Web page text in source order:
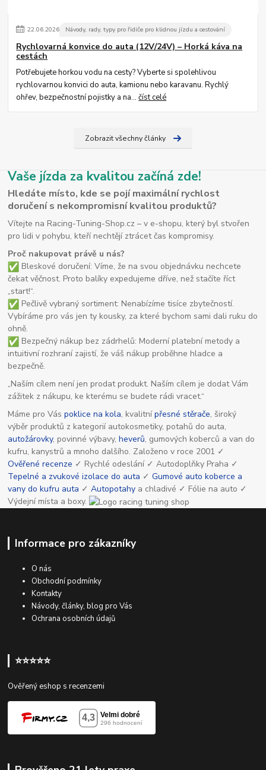
22.06.2026 Návody, rady, typy pro řidiče pro klidnou jízdu a cestování
Rychlovarná konvice do auta (12V/24V) – Horká káva na
cestách
Potřebujete horkou vodu na cesty? Vyberte si spolehlivou
rychlovarnou konvici do auta, kamionu nebo karavanu. Rychlý
ohřev, bezpečnostní pojistky a na...číst celé
Zobrazit všechny články
Vaše jízda za kvalitou začíná zde!
Hledáte místo, kde se pojí maximální rychlost
doručení s nekompromisní kvalitou produktů?
Vítejte na Racing-Tuning-Shop.cz – v e-shopu, který byl stvořen
pro lidi v pohybu, kteří nechtějí ztrácet čas kompromisy.
Proč nakupovat právě u nás?
Bleskové doručení: Víme, že na svou objednávku nechcete
čekat věčnost. Proto balíky expedujeme dříve, než stačíte říct
„start!“.
Pečlivě vybraný sortiment: Nenabízíme tisíce zbytečností.
Vybíráme pro vás jen ty kousky, za které bychom sami dali ruku do
ohně.
Bezpečný nákup bez zádrhelů: Moderní platební metody a
intuitivní rozhraní zajistí, že váš nákup proběhne hladce a
bezpečně.
„Naším cílem není jen prodat produkt. Naším cílem je dodat Vám
zážitek z nákupu, ke kterému se budete rádi vracet.“
Máme pro Váspoklice na kola, kvalitnípřesné stěrače, široký
výběr produktů z kategorií autokosmetiky, potahů do auta,
autožárovky, povinné výbavy,heverů, gumových koberců a van do
kufru, kanystrů a mnoho dalšího. Založeno v roce 2001 ✓
Ověřené recenze ✓ Rychlé odeslání ✓ Autodoplňky Praha ✓
Tepelné a zvukové izolace do auta ✓Gumové auto koberce a
vany do kufru auta ✓Autopotahy a chladivé ✓ Fólie na auto ✓
Výdejní místa a boxy.
Informace pro zákazníky
O nás
Obchodní podmínky
Kontakty
Návody, články, blog pro Vás
Ochrana osobních údajů
⭐⭐⭐⭐⭐
Ověřený eshop s recenzemi